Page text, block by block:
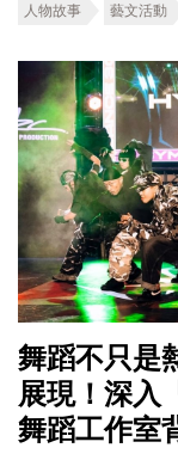
人物故事 藝文活動
舞蹈不只是
展現！深入
舞蹈工作室